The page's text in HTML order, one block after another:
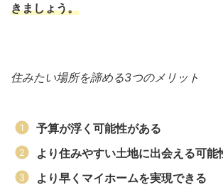
きましょう。
住みたい場所を諦める3つのメリット
予算が浮く可能性がある
より住みやすい土地に出会える可能
より早くマイホームを実現できる